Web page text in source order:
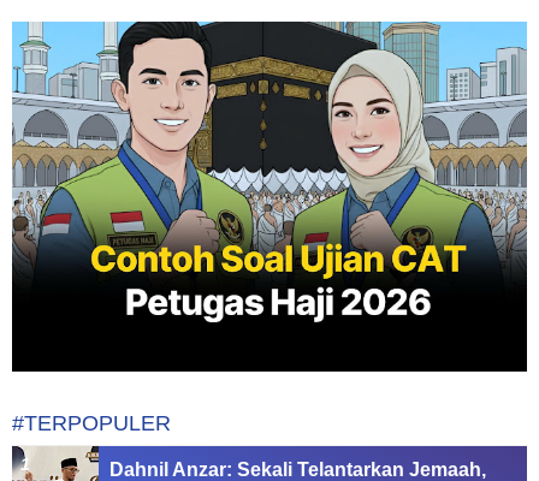
#TERPOPULER
Dahnil Anzar: Sekali Telantarkan Jemaah,